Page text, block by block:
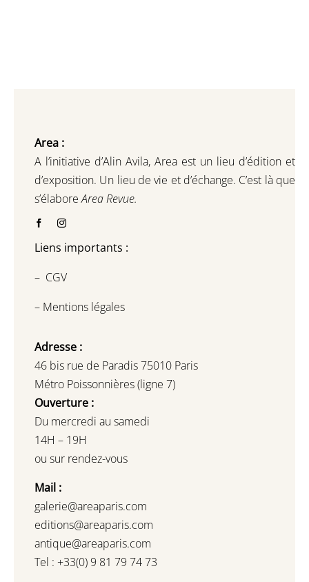
Area :
A l’initiative d’Alin Avila, Area est un lieu d’édition et
d’exposition. Un lieu de vie et d’échange. C’est là que
s’élaboreArea Revue.
Liens importants :
– CGV
– Mentions légales
Adresse :
46 bis rue de Paradis 75010 Paris
Métro Poissonnières (ligne 7)
Ouverture :
Du mercredi au samedi
14H – 19H
ou sur rendez-vous
Mail :
galerie@areaparis.com
editions@areaparis.com
antique@areaparis.com
Tel : +33(0) 9 81 79 74 73